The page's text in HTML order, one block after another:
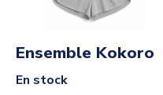
Ensemble Kokoro
En stock